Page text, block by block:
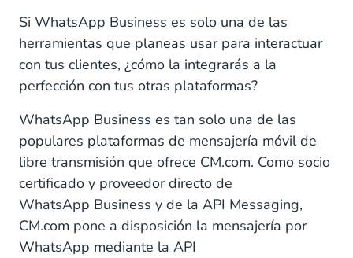
Si WhatsApp Business es solo una de las
herramientas que planeas usar para interactuar
con tus clientes, ¿cómo la integrarás a la
perfección con tus otras plataformas?
WhatsApp Business es tan solo una de las
populares plataformas de mensajería móvil de
libre transmisión que ofrece CM.com. Como socio
certificado y proveedor directo de
WhatsApp Business y de la API Messaging,
CM.com pone a disposición la mensajería por
WhatsApp mediante la API